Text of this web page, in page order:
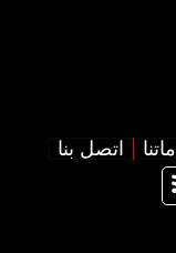
اتصل بنا